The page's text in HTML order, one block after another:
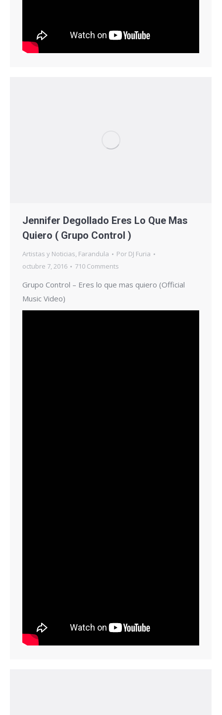
Jennifer Degollado Eres Lo Que Mas
Quiero ( Grupo Control )
Artistas y Noticias, Farandula Por DJ Furia
octubre 7, 2016
710 Comments
Grupo Control – Eres lo que mas quiero (Official
Music Video)